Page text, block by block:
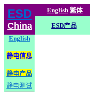
ESD
China
English 繁体
ESD产品
English
静电信息
静电产品
静电测试